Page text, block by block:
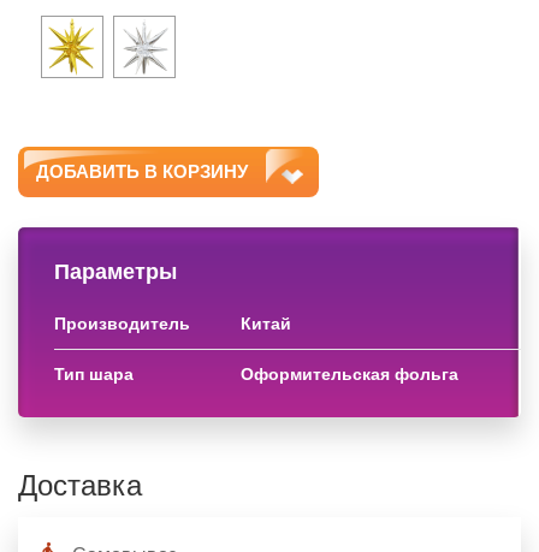
ДОБАВИТЬ В КОРЗИНУ
Параметры
производитель китай
тип шара оформительская фольга
Доставка